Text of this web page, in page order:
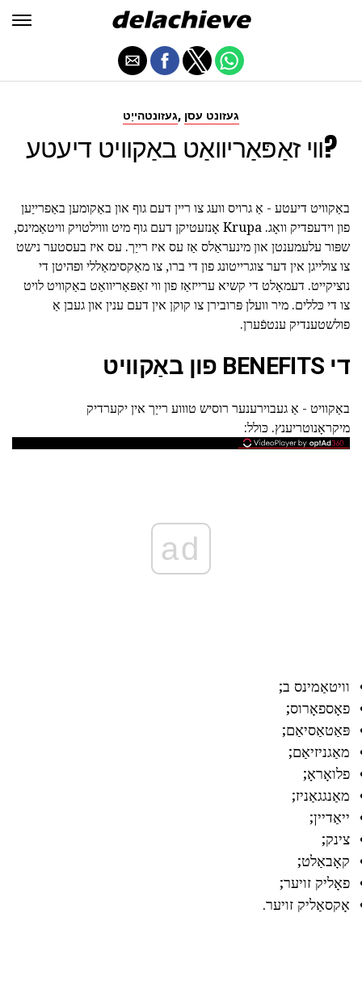
געזונטהייַט, געזונט עסן
ווי זאַפּאַריוואַט באַקוויט דיעטע?
באַקוויט דיעטע - אַ גרויס וועג צו ריין דעם גוף און באַקומען באַפרייַען
פון וידעפדיק וואָג. Krupa אָנזעטיקן דעם גוף מיט וווילטויק וויטאַמינס,
שפּור עלעמענטן און מינעראַלס אַז עס איז רייַך. עס איז בעסטער נישט
צו צולייגן אין דער צוגרייטונג פון די ברו, צו מאַקסימאַללי ופהיטן די
נוציקייט. דעמאָלט די קשיא ערייזאַז פון ווי זאַפּאַריוואַט באַקוויט לויט
צו די כּללים. מיר וועלן פּרובירן צו קוקן אין דעם ענין און געבן אַ
פולשטענדיק ענטפֿערן.
די BENEFITS פון באַקוויט
באַקוויט - אַ געבוירענער רוסיש טוווע רייַך אין יקערדיק
מיקראָנוטריענץ. כּולל:
ad
וויטאַמינס ב;
פאָספאָרוס;
פּאַטאַסיאַם;
מאַגניזיאַם;
פלואָראָ;
מאַנגגאַניז;
ייאַדיין;
צינק;
קאָבאַלט;
פאָליק זויער;
אָקסאַליק זויער.